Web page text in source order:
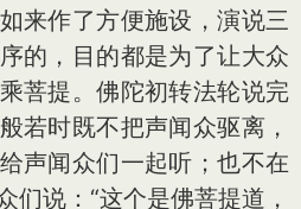
来作了方便施设，演说三
的，目的都是为了让大众
菩提。佛陀初转法轮说完
若时既不把声闻众驱离，
声闻众们一起听；也不在
们说：“这个是佛菩提道，